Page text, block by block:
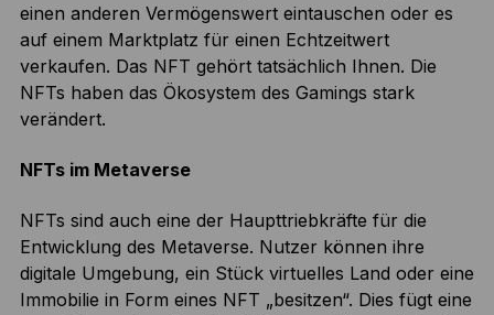
einen anderen Vermögenswert eintauschen oder es
auf einem Marktplatz für einen Echtzeitwert
verkaufen. Das NFT gehört tatsächlich Ihnen. Die
NFTs haben das Ökosystem des Gamings stark
verändert.
NFTs im Metaverse
NFTs sind auch eine der Haupttriebkräfte für die
Entwicklung des Metaverse. Nutzer können ihre
digitale Umgebung, ein Stück virtuelles Land oder eine
Immobilie in Form eines NFT „besitzen“. Dies fügt eine